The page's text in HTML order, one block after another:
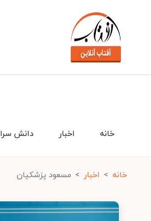
دانش سرا اخبار خانه
خانه اخبار مسعود پزشکیان